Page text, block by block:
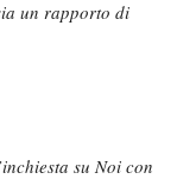
un rapporto di
su Noi con